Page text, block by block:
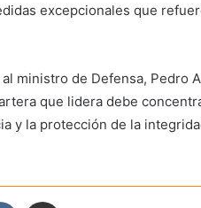
excepcionales que
ministro de Defensa, Pedro
que lidera debe
y la protección de la
VKontakte